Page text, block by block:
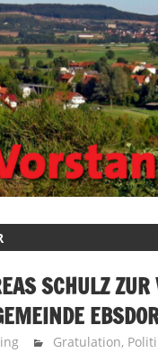
SCHULZ
Gratulation,